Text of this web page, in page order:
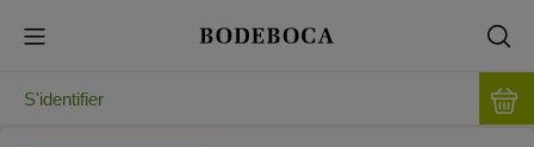
S'identifier